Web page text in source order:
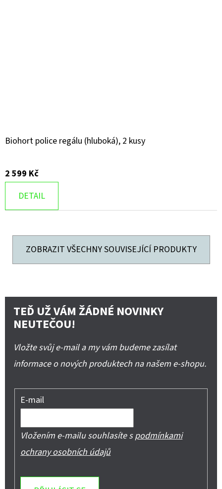
Biohort police regálu (hluboká), 2 kusy
2 599 Kč
DETAIL
ZOBRAZIT VŠECHNY SOUVISEJÍCÍ PRODUKTY
TEĎ UŽ VÁM ŽÁDNÉ NOVINKY
NEUTEČOU!
Vložte svůj e-mail a my vám budeme zasílat
informace o nových produktech na našem e-shopu.
E-mail
Vložením e-mailu souhlasíte spodmínkami
ochrany osobních údajů